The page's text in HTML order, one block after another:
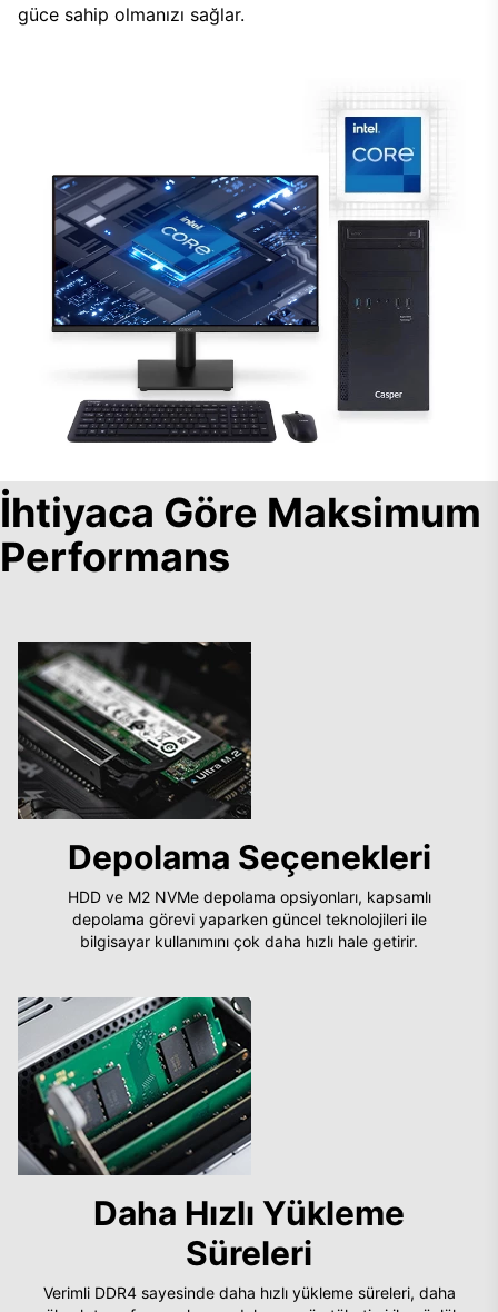
güce sahip olmanızı sağlar.
İhtiyaca Göre Maksimum
Performans
Depolama Seçenekleri
HDD ve M2 NVMe depolama opsiyonları, kapsamlı
depolama görevi yaparken güncel teknolojileri ile
bilgisayar kullanımını çok daha hızlı hale getirir.
Daha Hızlı Yükleme
Süreleri
Verimli DDR4 sayesinde daha hızlı yükleme süreleri, daha